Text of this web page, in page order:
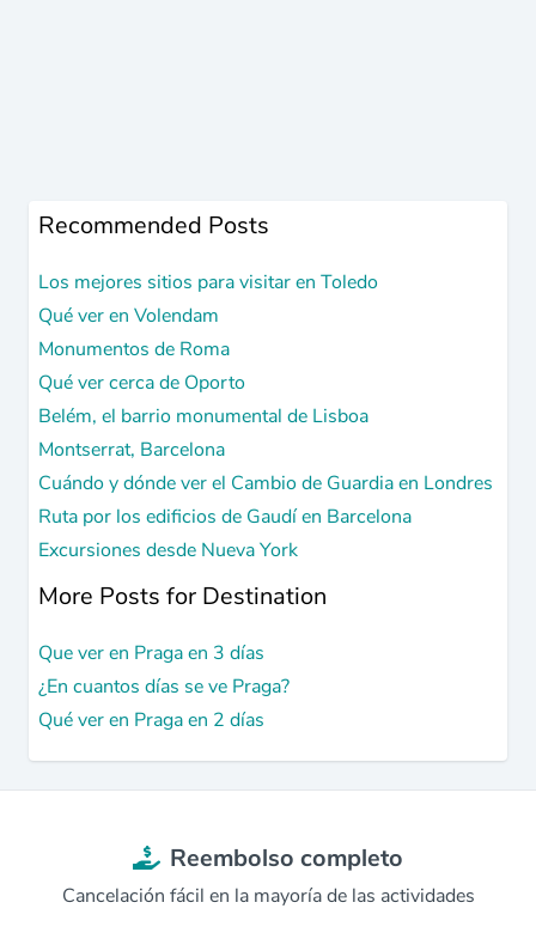
Recommended Posts
Los mejores sitios para visitar en Toledo
Qué ver en Volendam
Monumentos de Roma
Qué ver cerca de Oporto
Belém, el barrio monumental de Lisboa
Montserrat, Barcelona
Cuándo y dónde ver el Cambio de Guardia en Londres
Ruta por los edificios de Gaudí en Barcelona
Excursiones desde Nueva York
More Posts for Destination
Que ver en Praga en 3 días
¿En cuantos días se ve Praga?
Qué ver en Praga en 2 días
Reembolso completo
Cancelación fácil en la mayoría de las actividades